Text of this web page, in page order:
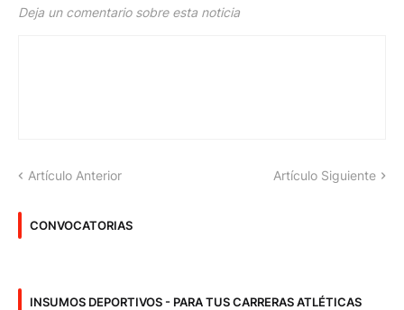
Deja un comentario sobre esta noticia
Artículo Anterior Artículo Siguiente
CONVOCATORIAS
INSUMOS DEPORTIVOS - PARA TUS CARRERAS ATLÉTICAS